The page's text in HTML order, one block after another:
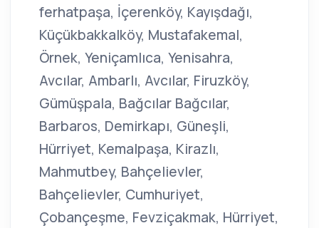
ferhatpaşa, İçerenköy, Kayışdağı,
Küçükbakkalköy, Mustafakemal,
Örnek, Yeniçamlıca, Yenisahra,
Avcılar, Ambarlı, Avcılar, Firuzköy,
Gümüşpala, Bağcılar Bağcılar,
Barbaros, Demirkapı, Güneşli,
Hürriyet, Kemalpaşa, Kirazlı,
Mahmutbey, Bahçelievler,
Bahçelievler, Cumhuriyet,
Çobançeşme, Fevziçakmak, Hürriyet,